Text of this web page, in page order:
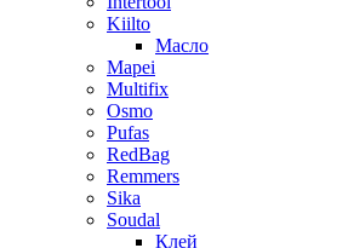
Kiilto
Масло
Mapei
Multifix
Osmo
Pufas
RedBag
Remmers
Sika
Soudal
Клей